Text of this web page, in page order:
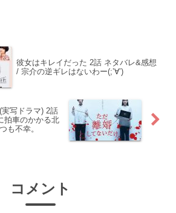
彼女はキレイだった 2話 ネタバレ&感想
/ 宗介の逆ギレはないわー(;’∀’)
写ドラマ) 2話
拍車のかかる北
も不幸。
コメント